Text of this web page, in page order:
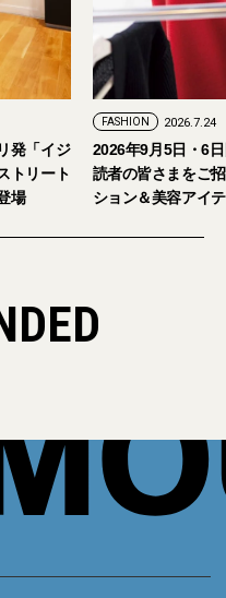
日開催。「試着フェス®︎」に
招待。【2026年秋冬ファッ
テム試し放題】